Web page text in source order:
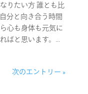
りたい方 誰とも比
分と向き合う時間
心も身体も元気に
ばと思います。...
次のエントリー »